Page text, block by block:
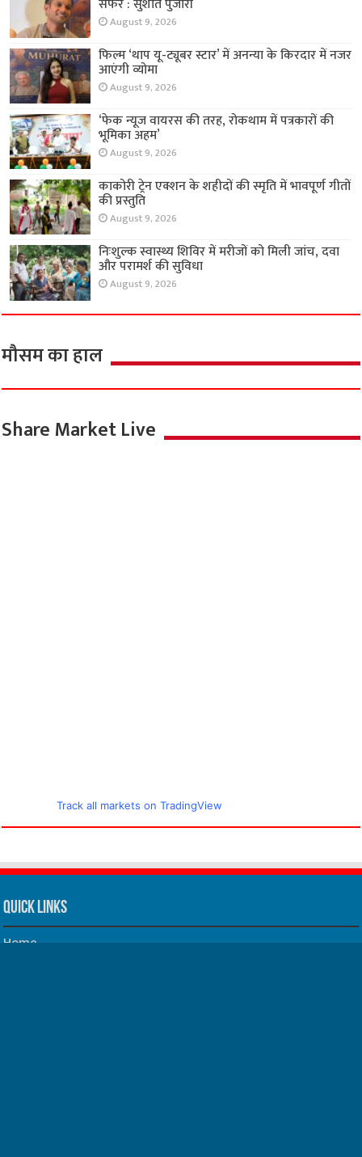
August 9, 2026
फिल्म ‘थाप यू-ट्यूबर स्टार’ में अनन्या के किरदार में नजर
आएंगी व्योमा
August 9, 2026
‘फेक न्यूज वायरस की तरह, रोकथाम में पत्रकारों की
भूमिका अहम’
August 9, 2026
काकोरी ट्रेन एक्शन के शहीदों की स्मृति में भावपूर्ण गीतों
की प्रस्तुति
August 9, 2026
निःशुल्क स्वास्थ्य शिविर में मरीजों को मिली जांच, दवा
और परामर्श की सुविधा
August 9, 2026
मौसम का हाल
Share Market Live
Track all markets on TradingView
Quick Links
Home